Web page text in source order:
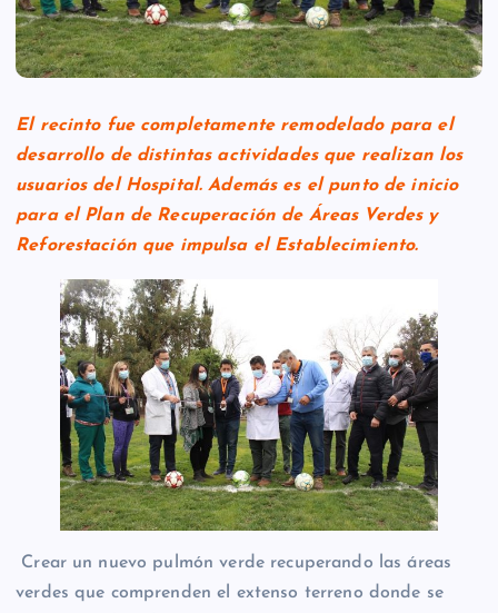
El recinto fue completamente remodelado para el
desarrollo de distintas actividades que realizan los
usuarios del Hospital. Además es el punto de inicio
para el Plan de Recuperación de Áreas Verdes y
Reforestación que impulsa el Establecimiento.
Crear un nuevo pulmón verde recuperando las áreas
verdes que comprenden el extenso terreno donde se